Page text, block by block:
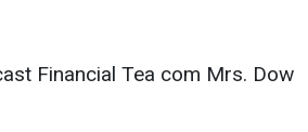
Financial Tea com Mrs. Dow